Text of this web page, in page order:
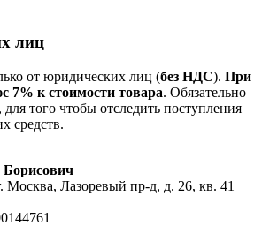
лиц
от юридических лиц (без НДС). При
7% к стоимости товара. Обязательно
того чтобы отследить поступления
средств.
Москва, Лазоревый пр-д, д. 26, кв. 41